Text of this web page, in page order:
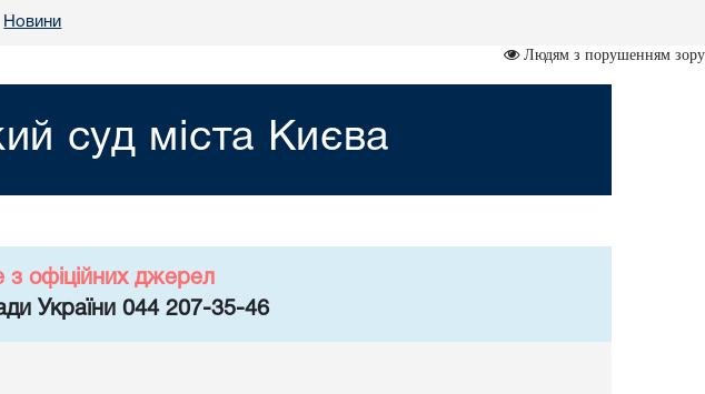
Новини
Людям з порушенням зору
суд міста Києва
офіційних джерел
України 044 207-35-46